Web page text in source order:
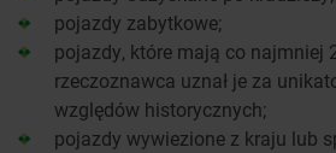
pojazdy zabytkowe;
pojazdy, które mają co najmniej
rzeczoznawca uznał je za
względów historycznych;
pojazdy wywiezione z kraju lub